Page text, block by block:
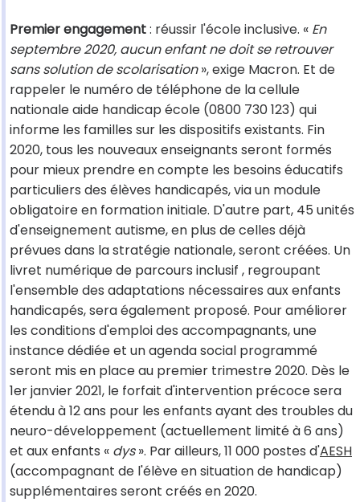
Premier engagement: réussir l'école inclusive. « En
septembre 2020, aucun enfant ne doit se retrouver
sans solution de scolarisation», exige Macron. Et de
rappeler le numéro de téléphone de la cellule
nationale aide handicap école (0800 730 123) qui
informe les familles sur les dispositifs existants. Fin
2020, tous les nouveaux enseignants seront formés
pour mieux prendre en compte les besoins éducatifs
particuliers des élèves handicapés, via un module
obligatoire en formation initiale. D'autre part, 45 unités
d'enseignement autisme, en plus de celles déjà
prévues dans la stratégie nationale, seront créées. Un
livret numérique de parcours inclusif , regroupant
l'ensemble des adaptations nécessaires aux enfants
handicapés, sera également proposé. Pour améliorer
les conditions d'emploi des accompagnants, une
instance dédiée et un agenda social programmé
seront mis en place au premier trimestre 2020. Dès le
1er janvier 2021, le forfait d'intervention précoce sera
étendu à 12 ans pour les enfants ayant des troubles du
neuro-développement (actuellement limité à 6 ans)
et aux enfants « dys». Par ailleurs, 11 000 postes d'AESH
(accompagnant de l'élève en situation de handicap)
supplémentaires seront créés en 2020.